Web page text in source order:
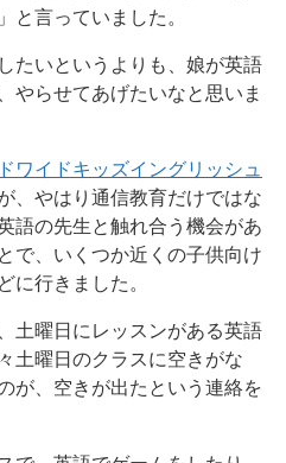
と言っていました。
たいというよりも、娘が英語
やらせてあげたいなと思いま
ワイドキッズイングリッシュ
、やはり通信教育だけではな
語の先生と触れ合う機会があ
で、いくつか近くの子供向け
に行きました。
土曜日にレッスンがある英語
土曜日のクラスに空きがな
が、空きが出たという連絡を